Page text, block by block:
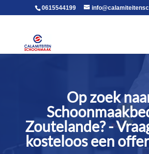
voor in de body0615544199
Op zoek
Zoutelande? -
kosteloos een